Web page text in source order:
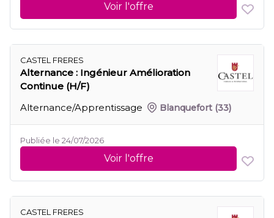
Voir l'offre
CASTEL FRERES
Alternance : Ingénieur Amélioration
Continue (H/F)
Alternance/Apprentissage
Blanquefort (33)
Publiée le 24/07/2026
Voir l'offre
CASTEL FRERES